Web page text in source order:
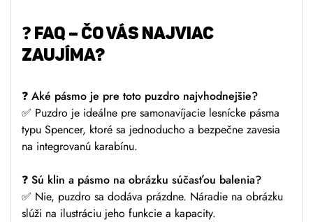
❓ FAQ – ČO VÁS NAJVIAC
ZAUJÍMA?
❓ Aké pásmo je pre toto puzdro najvhodnejšie?
✅ Puzdro je ideálne pre samonavíjacie lesnícke pásma
typu Spencer, ktoré sa jednoducho a bezpečne zavesia
na integrovanú karabínu.
❓ Sú klin a pásmo na obrázku súčasťou balenia?
✅ Nie, puzdro sa dodáva prázdne. Náradie na obrázku
slúži na ilustráciu jeho funkcie a kapacity.